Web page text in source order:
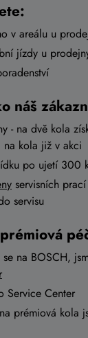
v areálu u
jízdy u
náš
- na dvě kola
kola již v akci
po ujetí 300
servisních
servisu
na BOSCH,
Service Center
prémiová kola